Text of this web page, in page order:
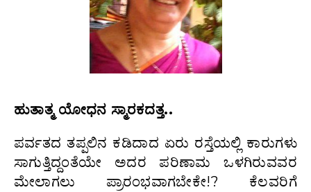
ಹುತಾತ್ಮ ಯೋಧನ ಸ್ಮಾರಕದತ್ತ..
ಪರ್ವತದ ತಪ್ಪಲಿನ ಕಡಿದಾದ ಏರು ರಸ್ತೆಯಲ್ಲಿ ಕಾರುಗಳು
ಸಾಗುತ್ತಿದ್ದಂತೆಯೇ ಅದರ ಪರಿಣಾಮ ಒಳಗಿರುವವರ
ಮೇಲಾಗಲು ಪ್ರಾರಂಭವಾಗಬೇಕೇ!? ಕೆಲವರಿಗೆ